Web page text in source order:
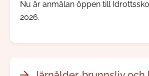
Nu är anmälan öppen till
2026.